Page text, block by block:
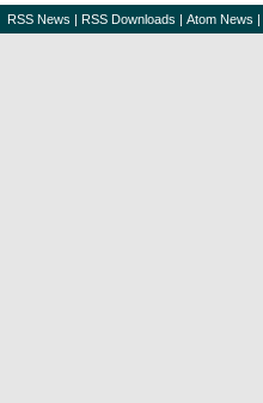
RSS News | RSS Downloads | Atom News |